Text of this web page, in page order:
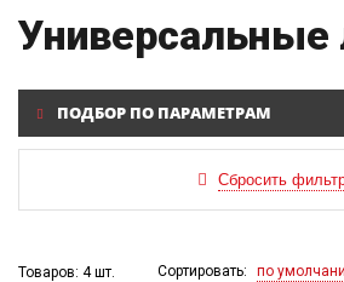
ПОДБОР ПО ПАРАМЕТРАМ
Товаров: 4 шт. Сортировать:
по